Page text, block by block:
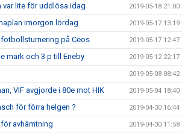
lite för uddlösa idag 2019-05-18 21:00
imorgon lördag 2019-05-17 13:19
på Ceos 2019-05-17 12:47
mark och 3 p till Eneby 2019-05-12 22:17
2019-05-08 08:42
VIF avgjorde i 80e mot HIK 2019-05-04 18:40
för förra helgen ? 2019-04-30 16:44
avhämtning 2019-04-30 11:58